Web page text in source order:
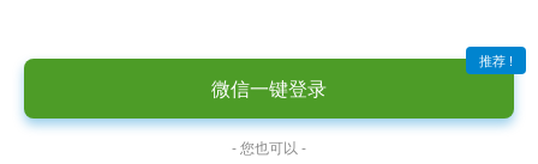
推荐 !
微信一键登录
- 您也可以 -